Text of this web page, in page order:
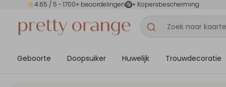
4.65 / 5 - 1700+ beoordelingen + Kopersbescherming
Geboorte Doopsuiker Huwelijk Trouwdecoratie